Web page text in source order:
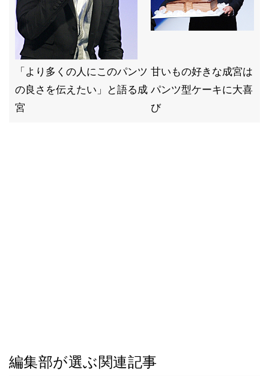
「より多くの人にこのパンツ
の良さを伝えたい」と語る成
宮
甘いもの好きな成宮は
パンツ型ケーキに大喜
び
編集部が選ぶ関連記事